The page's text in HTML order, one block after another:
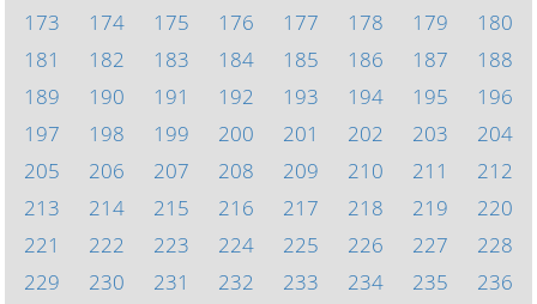
173
174 175 176 177 178 179
180
181
182 183 184 185 186 187
188
189
190 191 192 193 194 195
196
197
198 199 200 201 202 203
204
205
206 207 208 209 210 211
212
213
214 215 216 217 218 219
220
221
222 223 224 225 226 227
228
229
230 231 232 233 234 235
236